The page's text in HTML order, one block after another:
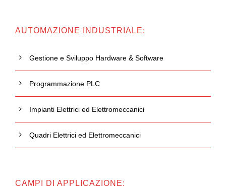
AUTOMAZIONE INDUSTRIALE:
Gestione e Sviluppo Hardware & Software
Programmazione PLC
Impianti Elettrici ed Elettromeccanici
Quadri Elettrici ed Elettromeccanici
CAMPI DI APPLICAZIONE: